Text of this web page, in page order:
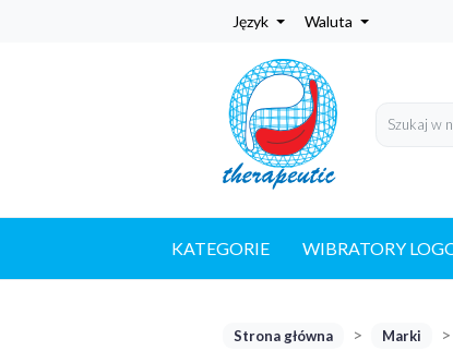
Język Waluta
KATEGORIE WIBRATORY
Strona główna Marki